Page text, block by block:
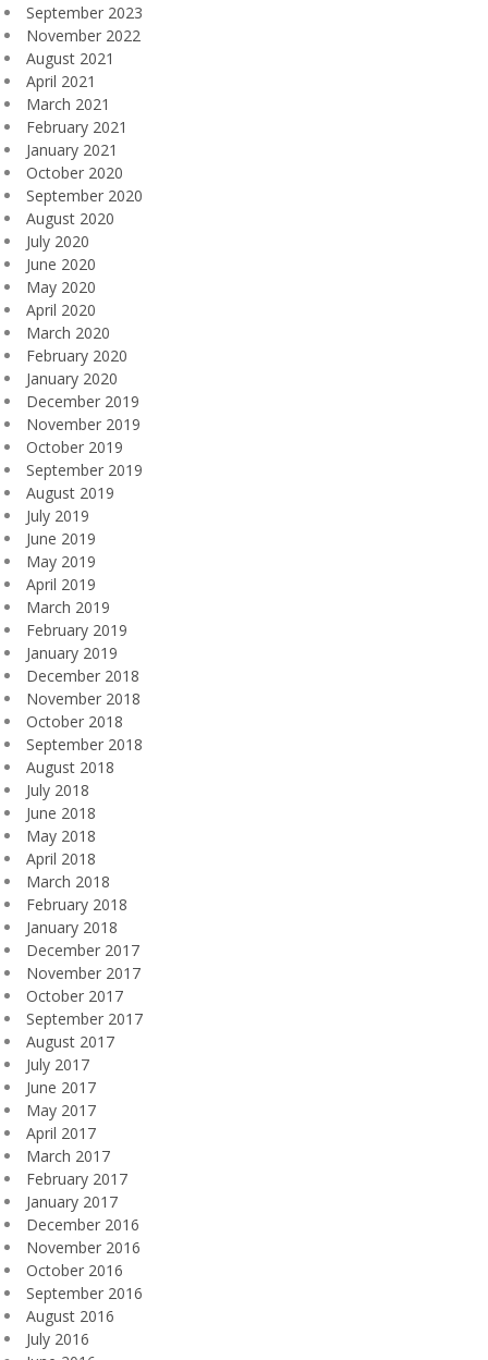
September 2023
November 2022
August 2021
April 2021
March 2021
February 2021
January 2021
October 2020
September 2020
August 2020
July 2020
June 2020
May 2020
April 2020
March 2020
February 2020
January 2020
December 2019
November 2019
October 2019
September 2019
August 2019
July 2019
June 2019
May 2019
April 2019
March 2019
February 2019
January 2019
December 2018
November 2018
October 2018
September 2018
August 2018
July 2018
June 2018
May 2018
April 2018
March 2018
February 2018
January 2018
December 2017
November 2017
October 2017
September 2017
August 2017
July 2017
June 2017
May 2017
April 2017
March 2017
February 2017
January 2017
December 2016
November 2016
October 2016
September 2016
August 2016
July 2016